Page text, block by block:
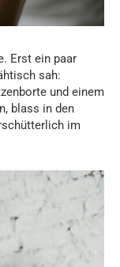
Erst ein paar
sah:
und einem
blass in den
im